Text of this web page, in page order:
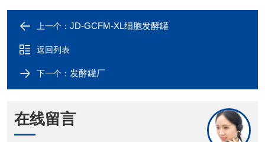
上一个： JD-GCFM-XL细胞发酵罐
返回列表
下一个： 发酵罐厂
在线留言